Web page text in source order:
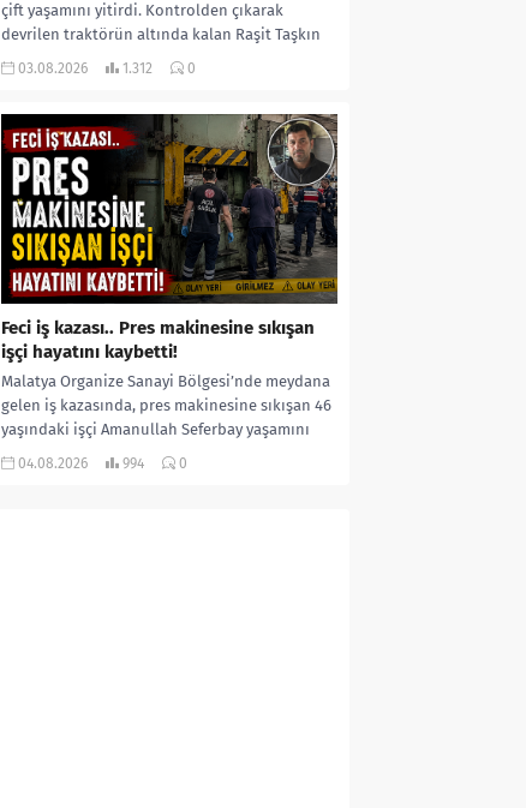
çift yaşamını yitirdi. Kontrolden çıkarak
devrilen traktörün altında kalan Raşit Taşkın
ile eşi Fatma...
03.08.2026 1.312 0
Feci iş kazası.. Pres makinesine sıkışan
işçi hayatını kaybetti!
Malatya Organize Sanayi Bölgesi’nde meydana
gelen iş kazasında, pres makinesine sıkışan 46
yaşındaki işçi Amanullah Seferbay yaşamını
yitirdi. Olayla ilgili...
04.08.2026 994 0